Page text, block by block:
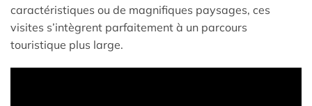
caractéristiques ou de magnifiques paysages, ces
visites s’intègrent parfaitement à un parcours
touristique plus large.